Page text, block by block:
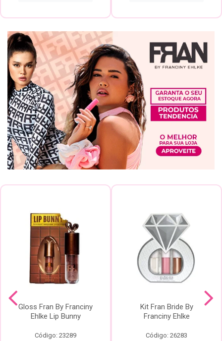
Gloss Fran By Franciny
Ehlke Lip Bunny
Código: 23289
Kit Fran Bride By
Franciny Ehlke
Código: 26283